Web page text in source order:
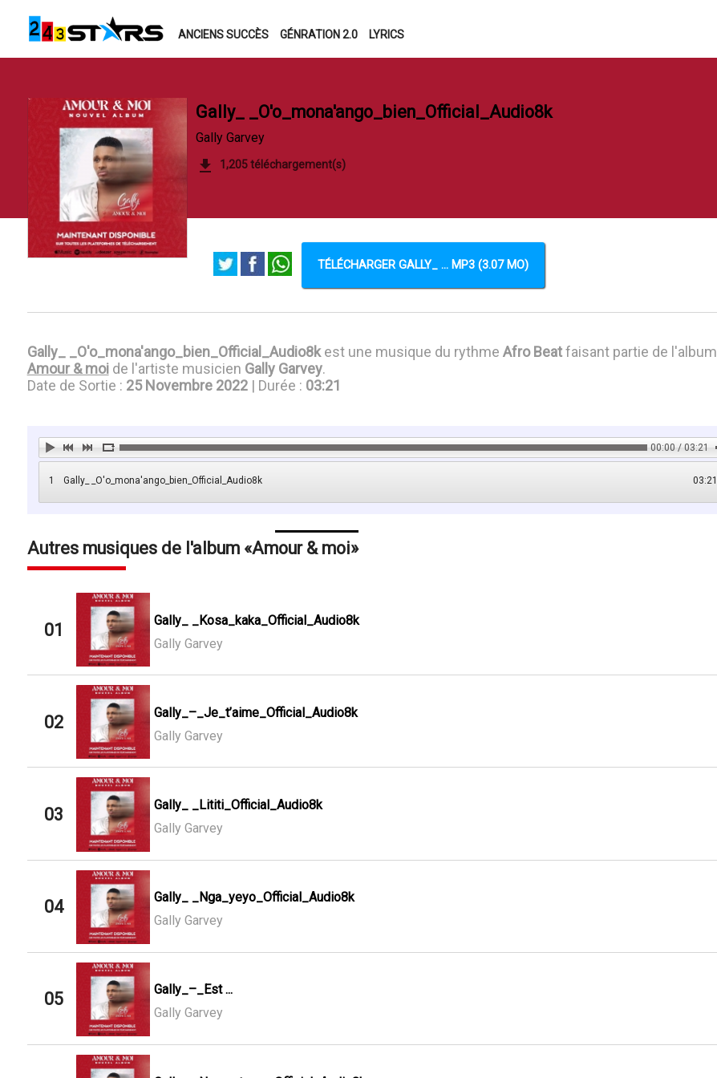
ANCIENS SUCCÈS GÉNRATION 2.0 LYRICS
Gally_ _O'o_mona'ango_bien_Official_Audio8k
Gally Garvey
1,205 téléchargement(s)
TÉLÉCHARGER GALLY_ ... MP3 (3.07 MO)
Gally_ _O'o_mona'ango_bien_Official_Audio8kest une musique du rythme Afro Beatfaisant partie de l'album
Amour & moide l'artiste musicien Gally Garvey.
Date de Sortie : 25 Novembre 2022| Durée : 03:21
00:00 / 03:21
1 03:21
Gally_ _O'o_mona'ango_bien_Official_Audio8k
Autres musiques de l'album Amour & moi
01
Gally_ _Kosa_kaka_Official_Audio8k
Gally Garvey
02
Gally_–_Je_t’aime_Official_Audio8k
Gally Garvey
03
Gally_ _Lititi_Official_Audio8k
Gally Garvey
04
Gally_ _Nga_yeyo_Official_Audio8k
Gally Garvey
05
Gally_–_Est ...
Gally Garvey